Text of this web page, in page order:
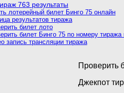
763 результаты
лотерейный билет Бинго 75 онлайн
результатов тиража
билет лото
билет Бинго 75 по номеру тиража
запись трансляции тиража
Проверить
Джекпот